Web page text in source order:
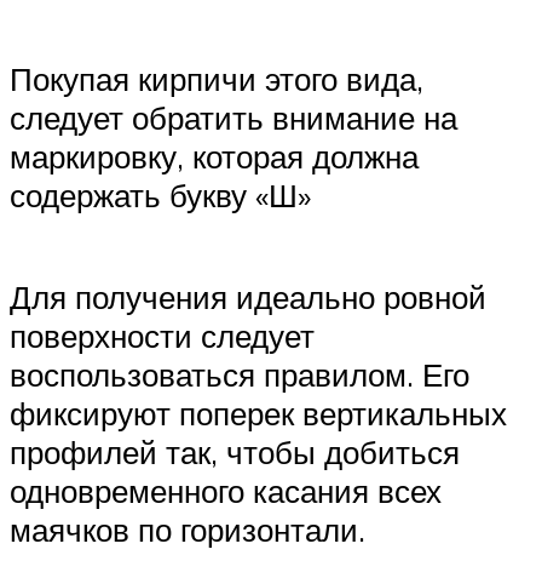
Покупая кирпичи этого вида,
следует обратить внимание на
маркировку, которая должна
содержать букву «Ш»
Для получения идеально ровной
поверхности следует
воспользоваться правилом. Его
фиксируют поперек вертикальных
профилей так, чтобы добиться
одновременного касания всех
маячков по горизонтали.